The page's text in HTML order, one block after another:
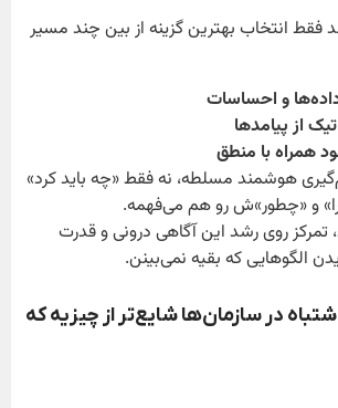
انتخاب بهترین گزینه از بین چند مسیر
و احساسات
از پیامدها
همراه با منطق
هوشمند مسلطه، نه فقط «چه باید کرد»
و «چطور»ش رو هم می‌فهمه.
تمرکز روی رشد این آگاهی درونی و قدرت
الگوهایی که بقیه نمی‌بینن.
در سازمان‌ها شایع‌تر از چیزیه که